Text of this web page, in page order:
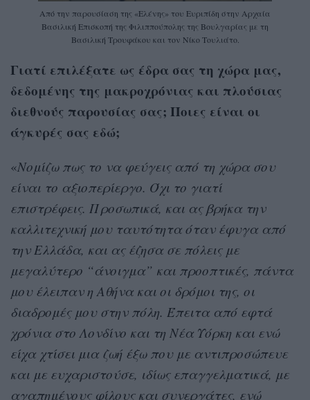
Από την παρουσίαση της «Ελένης» του Ευριπίδη στην Αρχαία
Βασιλική Επισκοπή της Φιλιππούπολης της Βουλγαρίας με τη
Βασιλική Τρουφάκου και τον Νίκο Τουλιάτο.
Γιατί επιλέξατε ως έδρα σας τη χώρα μας,
δεδομένης της μακροχρόνιας και πλούσιας
διεθνούς παρουσίας σας; Ποιες είναι οι
άγκυρές σας εδώ;
«Νομίζω πως το να φεύγεις από τη χώρα σου
είναι το αξιοπερίεργο. Όχι το γιατί
επιστρέφεις. Προσωπικά, και ας βρήκα την
καλλιτεχνική μου ταυτότητα όταν έφυγα από
την Ελλάδα, και ας έζησα σε πόλεις με
μεγαλύτερο “άνοιγμα” και προοπτικές, πάντα
μου έλειπαν η Αθήνα και οι δρόμοι της, οι
διαδρομές μου στην πόλη. Έπειτα από εφτά
χρόνια στο Λονδίνο και τη Νέα Υόρκη και ενώ
είχα χτίσει μια ζωή έξω που με αντιπροσώπευε
και με ευχαριστούσε, ιδίως επαγγελματικά, με
αγαπημένους φίλους και συνεργάτες, ενώ